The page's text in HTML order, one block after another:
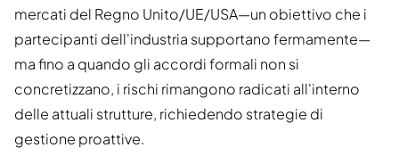
mercati del Regno Unito/UE/USA—un obiettivo che i
partecipanti dell'industria supportano fermamente—
ma fino a quando gli accordi formali non si
concretizzano, i rischi rimangono radicati all'interno
delle attuali strutture, richiedendo strategie di
gestione proattive.